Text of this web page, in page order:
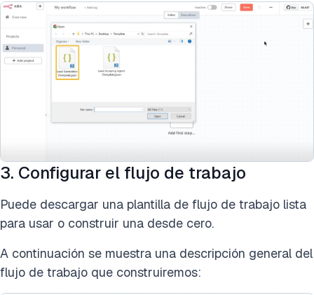
3. Configurar el flujo de trabajo
Puede descargar una plantilla de flujo de trabajo lista
para usar o construir una desde cero.
A continuación se muestra una descripción general del
flujo de trabajo que construiremos: